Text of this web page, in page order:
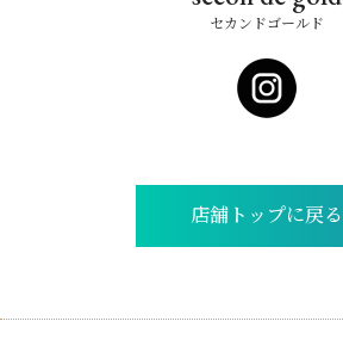
セカンドゴールド
店舗トップに戻る